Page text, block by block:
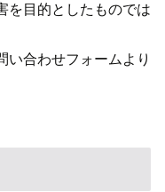
を目的としたものでは
い合わせフォームより